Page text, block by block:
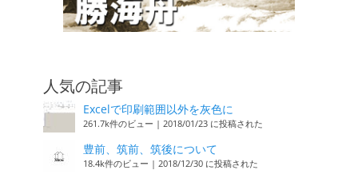
人気の記事
Excelで印刷範囲以外を灰色に
261.7k件のビュー | 2018/01/23 に投稿された
豊前、筑前、筑後について
18.4k件のビュー | 2018/12/30 に投稿された